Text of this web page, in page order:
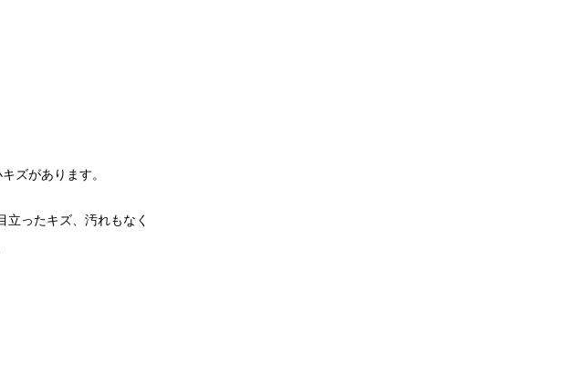
ズがあります。
立ったキズ、汚れもなく